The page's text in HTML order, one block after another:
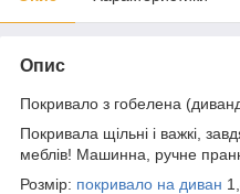
Опис
Покривало з гобелена
Покривала щільні і важкі,
меблів! Машинна, ручне
Розмір: покривало на диван